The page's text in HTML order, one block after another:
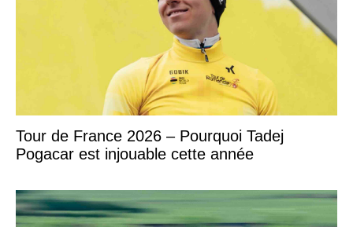
Tour de France 2026 – Pourquoi Tadej
Pogacar est injouable cette année